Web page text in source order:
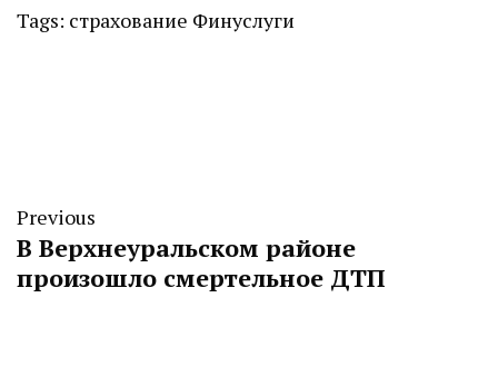
Tags: страхование Финуслуги
Previous
В Верхнеуральском районе
произошло смертельное ДТП